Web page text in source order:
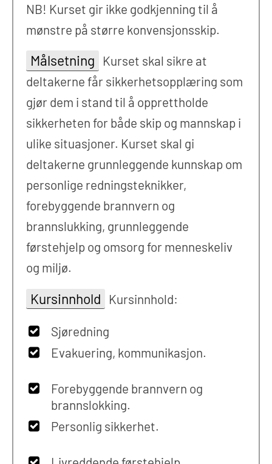
NB! Kurset gir ikke godkjenning til å
mønstre på større konvensjonsskip.
Målsetning
Kurset skal sikre at
deltakerne får sikkerhetsopplæring som
gjør dem i stand til å opprettholde
sikkerheten for både skip og mannskap i
ulike situasjoner. Kurset skal gi
deltakerne grunnleggende kunnskap om
personlige redningsteknikker,
forebyggende brannvern og
brannslukking, grunnleggende
førstehjelp og omsorg for menneskeliv
og miljø.
Kursinnhold Kursinnhold:
Sjøredning
Evakuering, kommunikasjon.
Forebyggende brannvern og
brannslokking.
Personlig sikkerhet.